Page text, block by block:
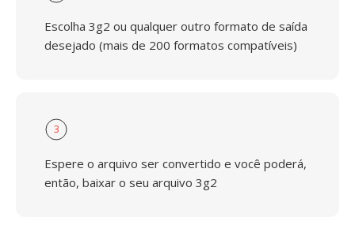
Escolha 3g2 ou qualquer outro formato de saída
desejado (mais de 200 formatos compatíveis)
3
Espere o arquivo ser convertido e você poderá,
então, baixar o seu arquivo 3g2